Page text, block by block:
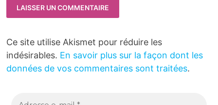
Ce site utilise Akismet pour réduire les
indésirables. En savoir plus sur la façon dont les
données de vos commentaires sont traitées.